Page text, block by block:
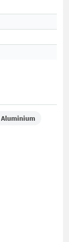
Aluminium